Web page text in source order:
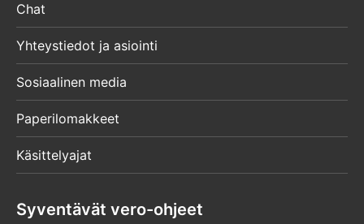
Chat
Yhteystiedot ja asiointi
Sosiaalinen media
Paperilomakkeet
Käsittelyajat
Syventävät vero-ohjeet